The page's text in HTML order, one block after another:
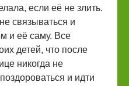
если её не злить.
связываться и
и её саму. Все
детей, что после
никогда не
и идти